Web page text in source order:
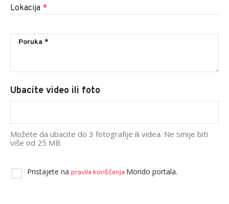
Lokacija *
Ubacite video ili foto
Možete da ubacite do 3 fotografije ili videa. Ne smije biti
više od 25 MB.
Pristajete na pravila korišćenja Mondo portala.